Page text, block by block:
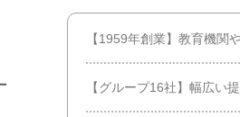
【1959年創業】教育機関
【グループ16社】幅広い